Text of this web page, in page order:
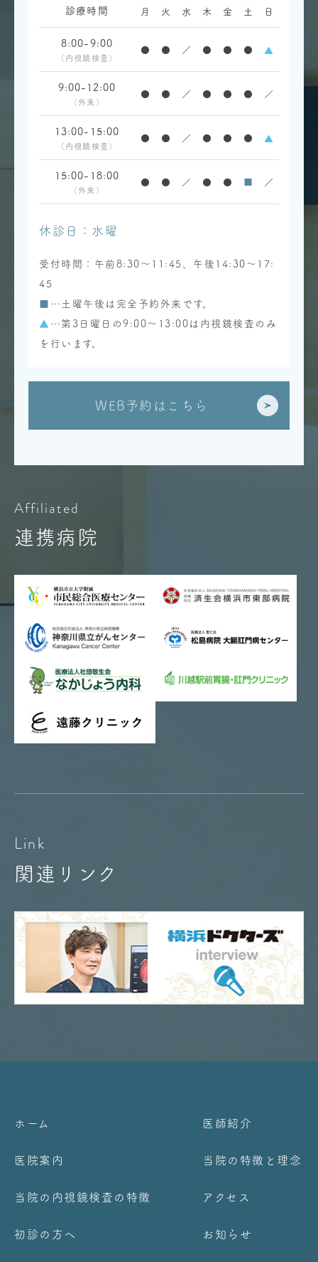
診療時間 月 火 水 木 金 土 日
8:00-9:00
（内視鏡検査）
● ● ／ ● ● ● ▲
9:00-12:00
（外来）
● ● ／ ● ● ● ／
13:00-15:00
（内視鏡検査）
● ● ／ ● ● ● ▲
15:00-18:00
（外来）
● ● ／ ● ● ■ ／
休診日：水曜
受付時間：午前8:30～11:45、午後14:30～17:
45
■ …土曜午後は完全予約外来です。
▲ …第3日曜日の9:00～13:00は内視鏡検査のみ
を行います。
WEB予約はこちら
Affiliated
連携病院
Link
関連リンク
ホーム 医師紹介
医院案内 当院の特徴と理念
当院の内視鏡検査の特徴 アクセス
初診の方へ お知らせ